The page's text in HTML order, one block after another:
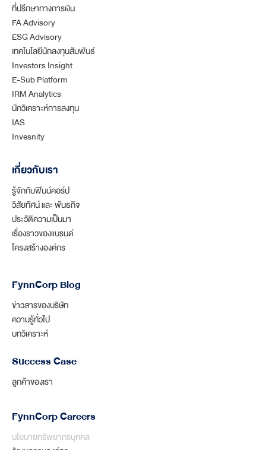
ที่ปรึกษาทางการเงิน
FA Advisory
ESG Advisory
เทคโนโลยีนักลงทุนสัมพันธ์
Investors Insight
E-Sub Platform
IRM Analytics
นักวิเคราะห์การลงทุน
IAS
Invesnity
เกี่ยวกับเรา
รู้จักกับฟินน์คอร์ป
วิสัยทัศน์ และ พันธกิจ
ประวัติความเป็นมา
เรื่องราวของแบรนด์
โครงสร้างองค์กร
FynnCorp Blog
ข่าวสารของบริษัท
ความรู้ทั่วไป
บทวิเคราะห์
Success Case
ลูกค้าของเรา
FynnCorp Careers
นโยบายทรัพยากรบุคคล